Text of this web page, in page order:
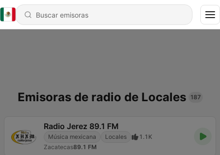
Emisoras de radio de Locales 187
Radio Jerez 89.1 FM
Música mexicana Locales
1.1K
Zacatecas89.1 FM